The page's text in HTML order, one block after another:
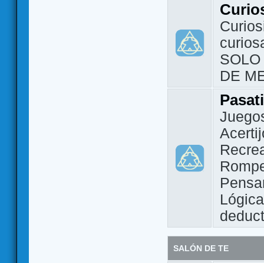
DE
Lógica
SALÓN DE TE